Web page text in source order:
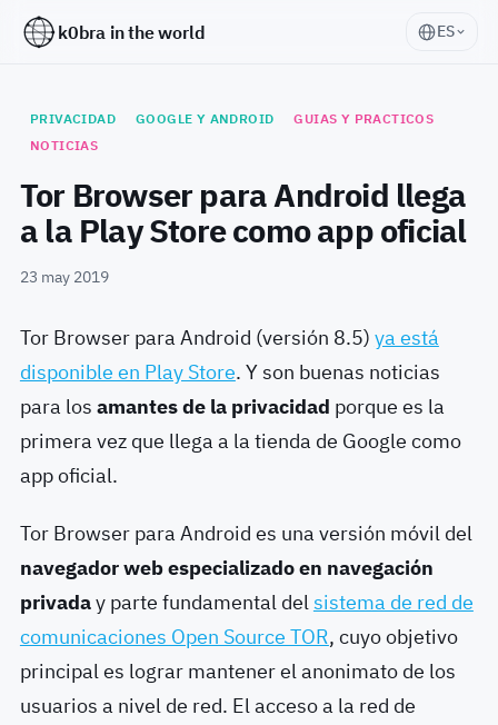
k0bra in the world ES
PRIVACIDAD GOOGLE Y ANDROID
GUIAS Y PRACTICOS
NOTICIAS
Tor Browser para Android llega
a la Play Store como app oficial
23 may 2019
Tor Browser para Android (versión 8.5) ya está
disponible en Play Store. Y son buenas noticias
para los amantes de la privacidad porque es la
primera vez que llega a la tienda de Google como
app oficial.
Tor Browser para Android es una versión móvil del
navegador web especializado en navegación
privaday parte fundamental delsistema de red de
comunicaciones Open Source TOR, cuyo objetivo
principal es lograr mantener el anonimato de los
usuarios a nivel de red. El acceso a la red de